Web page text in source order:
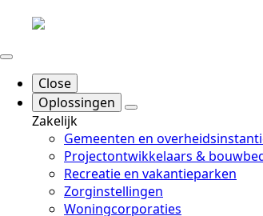
Close
Oplossingen
Zakelijk
Gemeenten en
Projectontwikkelaars &
Recreatie en vakantieparken
Zorginstellingen
Woningcorporaties